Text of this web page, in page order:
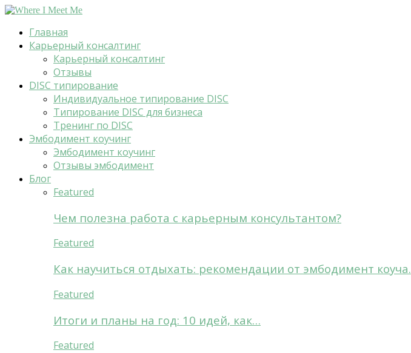
Главная
Карьерный консалтинг
Карьерный консалтинг
Отзывы
DISC типирование
Индивидуальное типирование DISC
Типирование DISC для бизнеса
Тренинг по DISC
Эмбодимент коучинг
Эмбодимент коучинг
Отзывы эмбодимент
Блог
Featured
Чем полезна работа с карьерным консультантом?
Featured
Как научиться отдыхать: рекомендации от эмбодимент коуча.
Featured
Итоги и планы на год: 10 идей, как…
Featured